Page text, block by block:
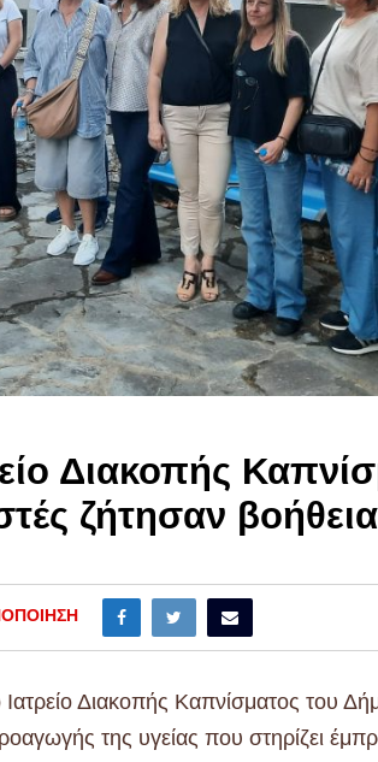
Διακοπής
ζήτησαν βοήθεια
Διακοπής Καπνίσματος του
της υγείας που στηρίζει